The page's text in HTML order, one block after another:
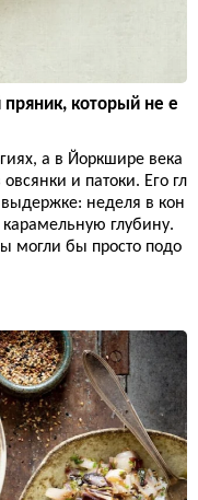
который не е
а в Йоркшире века
и патоки. Его гл
неделя в кон
глубину.
могли бы просто подо